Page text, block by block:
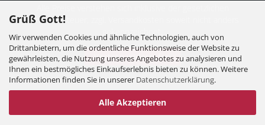
Grüß Gott!
Wir verwenden Cookies und ähnliche Technologien, auch von
Drittanbietern, um die ordentliche Funktionsweise der Website zu
gewährleisten, die Nutzung unseres Angebotes zu analysieren und
Ihnen ein bestmögliches Einkaufserlebnis bieten zu können. Weitere
Informationen finden Sie in unserer Datenschutzerklärung.
Alle Akzeptieren
Mehrwertsteuer, zzgl.
gekennzeichnet.
Vertrag widerrufen